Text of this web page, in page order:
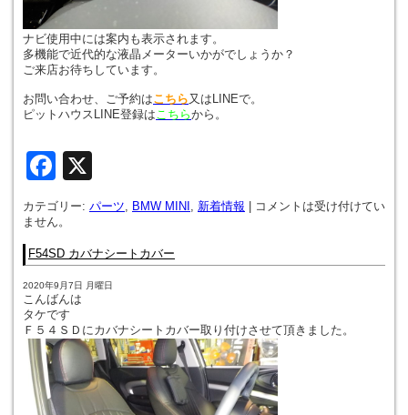
ナビ使用中には案内も表示されます。
多機能で近代的な液晶メーターいかがでしょうか？
ご来店お待ちしています。
お問い合わせ、ご予約はこちら又はLINEで。
ピットハウスLINE登録はこちらから。
Facebook
カテゴリー: パーツ, BMW MINI , 新着情報
コメントは受け付けてい
ません。
F54SD カバナシートカバー
2020年9月7日 月曜日
こんばんは
タケです
Ｆ５４ＳＤにカバナシートカバー取り付けさせて頂きました。